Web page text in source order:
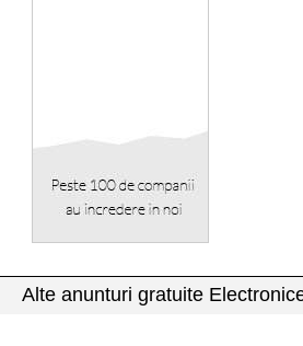
Alte anunturi gratuite